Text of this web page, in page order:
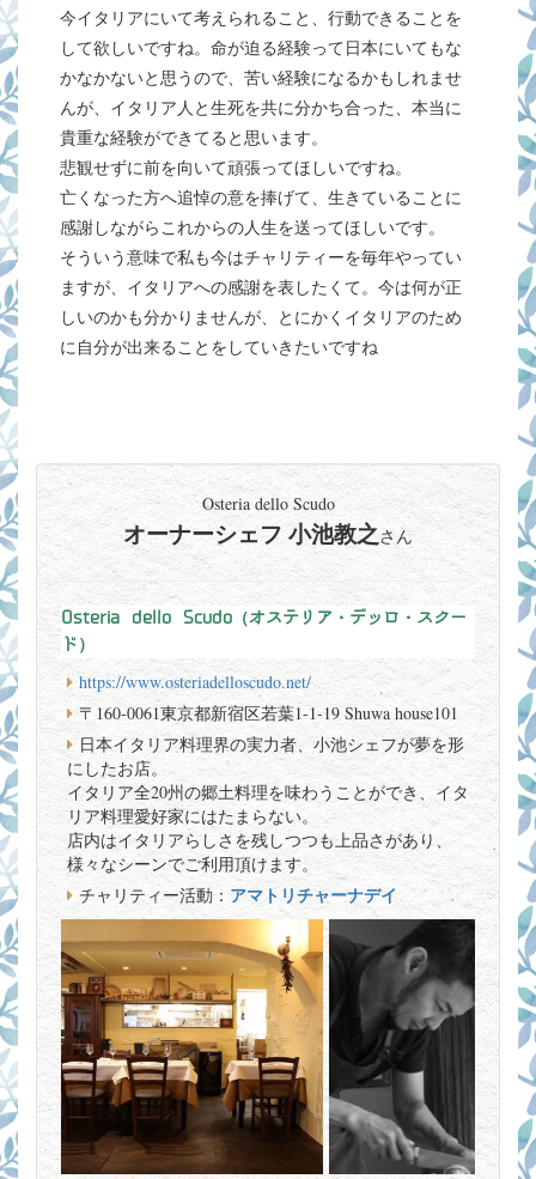
今イタリアにいて考えられること、行動できることを
して欲しいですね。命が迫る経験って日本にいてもな
かなかないと思うので、苦い経験になるかもしれませ
んが、イタリア人と生死を共に分かち合った、本当に
貴重な経験ができてると思います。
悲観せずに前を向いて頑張ってほしいですね。
亡くなった方へ追悼の意を捧げて、生きていることに
感謝しながらこれからの人生を送ってほしいです。
そういう意味で私も今はチャリティーを毎年やってい
ますが、イタリアへの感謝を表したくて。今は何が正
しいのかも分かりませんが、とにかくイタリアのため
に自分が出来ることをしていきたいですね
Osteria dello Scudo
オーナーシェフ 小池教之さん
Osteria dello Scudo（オステリア・デッロ・スクー
ド）
https://www.osteriadelloscudo.net/
〒160-0061東京都新宿区若葉1-1-19 Shuwa house101
日本イタリア料理界の実力者、小池シェフが夢を形
にしたお店。
イタリア全20州の郷土料理を味わうことができ、イタ
リア料理愛好家にはたまらない。
店内はイタリアらしさを残しつつも上品さがあり、
様々なシーンでご利用頂けます。
チャリティー活動： アマトリチャーナデイ